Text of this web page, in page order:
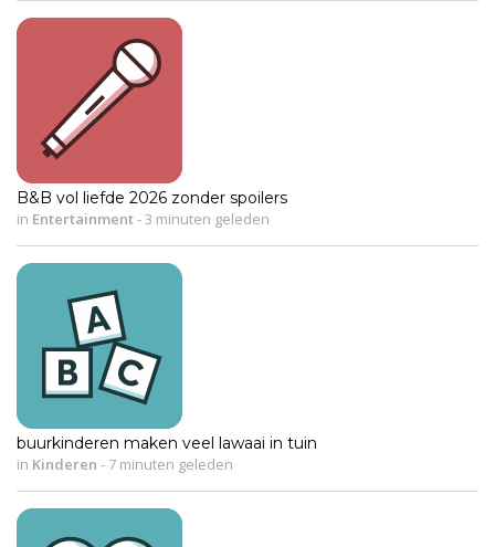
B&B vol liefde 2026 zonder spoilers
in Entertainment- 3 minuten geleden
buurkinderen maken veel lawaai in tuin
in Kinderen - 7 minuten geleden